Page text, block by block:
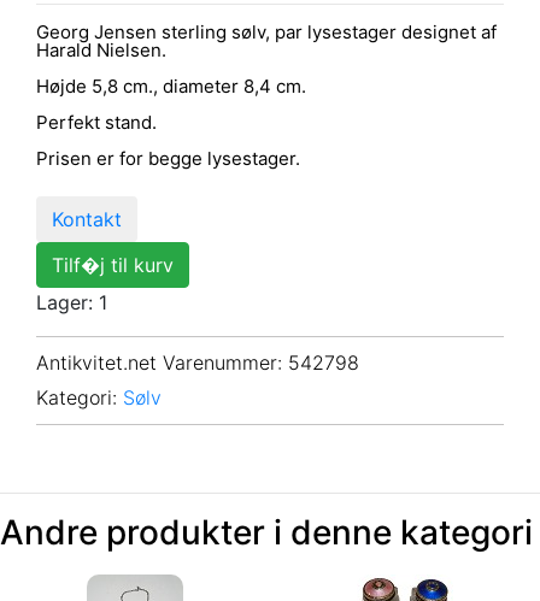
Georg Jensen sterling sølv, par lysestager designet af
Harald Nielsen.
Højde 5,8 cm., diameter 8,4 cm.
Perfekt stand.
Prisen er for begge lysestager.
Kontakt
Tilf�j til kurv
Lager: 1
Antikvitet.net Varenummer: 542798
Kategori: Sølv
Andre produkter i denne kategori